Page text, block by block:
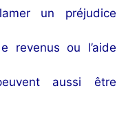
un préjudice
revenus ou l’aide
aussi être